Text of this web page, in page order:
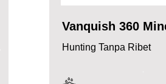
Vanquish 360
Hunting Tanpa Ribet